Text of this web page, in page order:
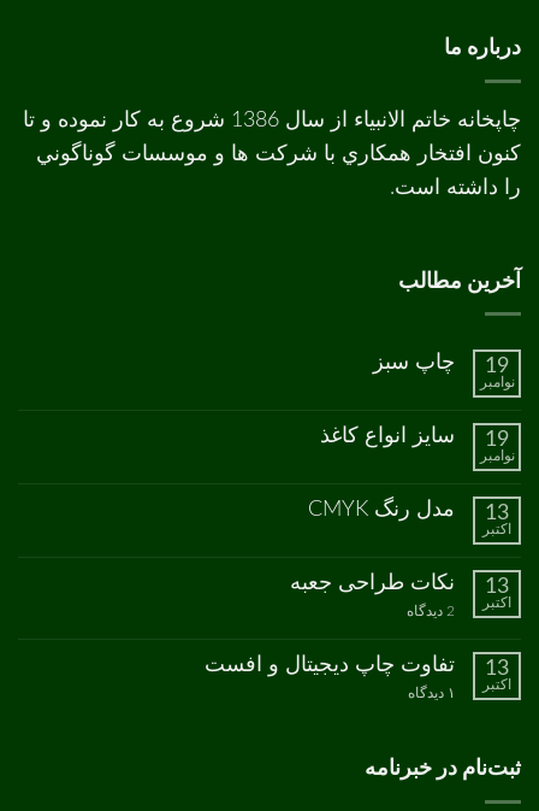
درباره ما
چاپخانه خاتم الانبیاء از سال 1386 شروع به کار نموده و تا
کنون افتخار همکاري با شرکت ها و موسسات گوناگوني
را داشته است.
آخرین مطالب
19
نوامبر
چاپ سبز
چاپ
ثبت
نشده
19
نوامبر
سایز انواع کاغذ
سایز
نشده
13
اکتبر
مدل رنگ CMYK
مدل
CMYK
ثبت
نشده
13
اکتبر
نکات طراحی جعبه
2 دیدگاه
برای
جعبه
13
اکتبر
تفاوت چاپ دیجیتال و افست
۱ دیدگاه
برای
افست
ثبت‌نام در خبرنامه